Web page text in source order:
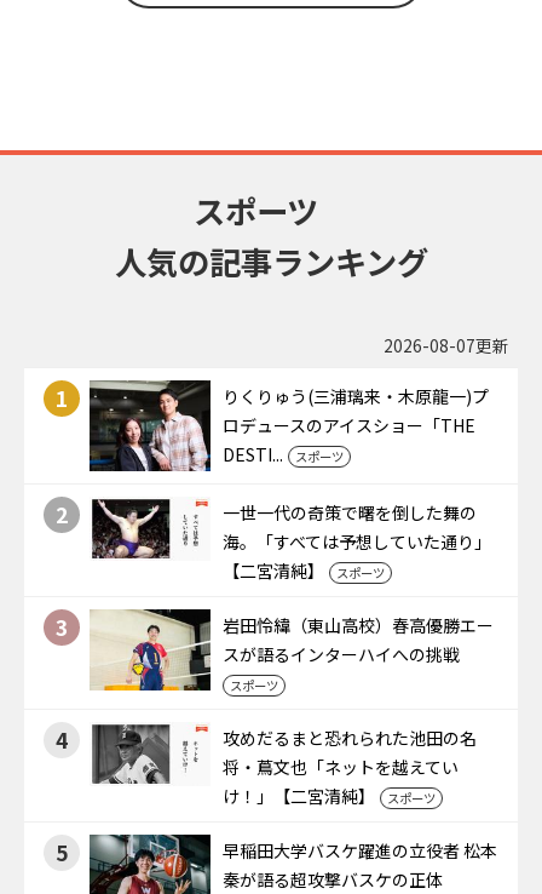
スポーツ
人気の記事ランキング
2026-08-07更新
1
りくりゅう(三浦璃来・木原龍一)プ
ロデュースのアイスショー「THE
DESTI...
スポーツ
2
一世一代の奇策で曙を倒した舞の
海。「すべては予想していた通り」
【二宮清純】
スポーツ
3
岩田怜緯（東山高校）春高優勝エー
スが語るインターハイへの挑戦
スポーツ
4
攻めだるまと恐れられた池田の名
将・蔦文也「ネットを越えてい
け！」【二宮清純】
スポーツ
5
早稲田大学バスケ躍進の立役者 松本
秦が語る超攻撃バスケの正体